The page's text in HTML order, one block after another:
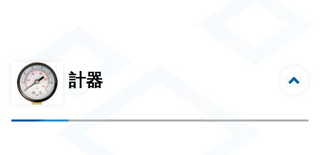
計器